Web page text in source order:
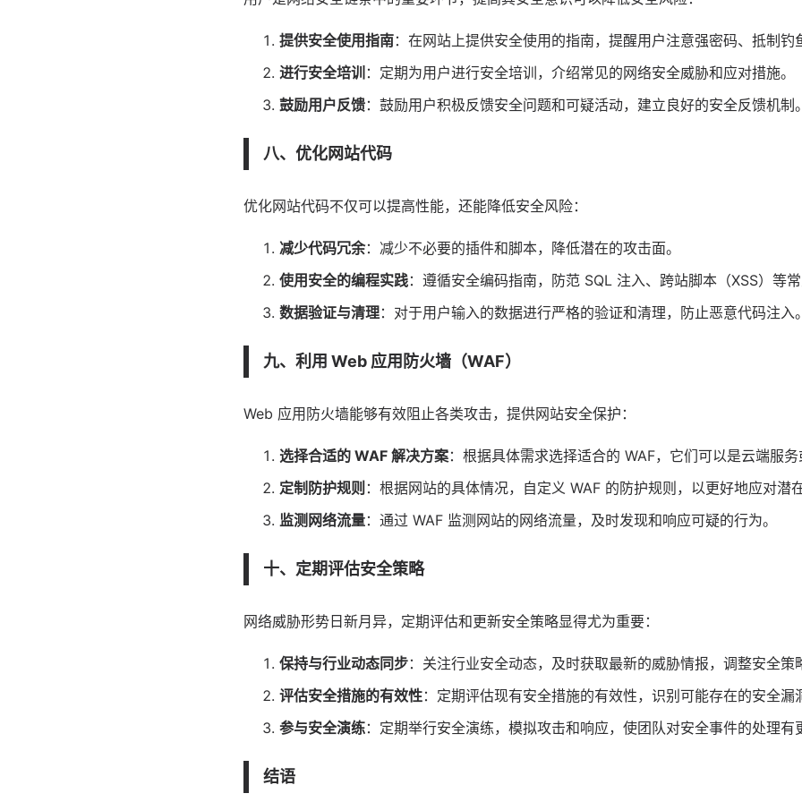
提供安全使用指南：在网站上提供安全使用的指南，提醒用户注意强密码、抵制钓
进行安全培训 ：定期为用户进行安全培训，介绍常见的网络安全威胁和应对措施。
鼓励用户反馈：鼓励用户积极反馈安全问题和可疑活动，建立良好的安全反馈机制。
八、优化网站代码
优化网站代码不仅可以提高性能，还能降低安全风险：
减少代码冗余：减少不必要的插件和脚本，降低潜在的攻击面。
使用安全的编程实践：遵循安全编码指南，防范 SQL 注入、跨站脚本（XSS）等常
数据验证与清理：对于用户输入的数据进行严格的验证和清理，防止恶意代码注入。
九、利用 Web 应用防火墙（WAF）
Web 应用防火墙能够有效阻止各类攻击，提供网站安全保护：
选择合适的 WAF 解决方案：根据具体需求选择适合的 WAF，它们可以是云端服务
定制防护规则 ：根据网站的具体情况，自定义 WAF 的防护规则，以更好地应对潜
监测网络流量：通过 WAF 监测网站的网络流量，及时发现和响应可疑的行为。
十、定期评估安全策略
网络威胁形势日新月异，定期评估和更新安全策略显得尤为重要：
保持与行业动态同步：关注行业安全动态，及时获取最新的威胁情报，调整安全策
评估安全措施的有效性：定期评估现有安全措施的有效性，识别可能存在的安全漏
参与安全演练：定期举行安全演练，模拟攻击和响应，使团队对安全事件的处理有
结语